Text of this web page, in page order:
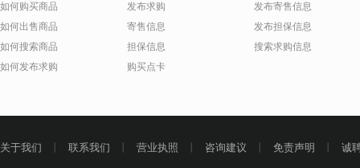
如何购买商品
如何出售商品
如何搜索商品
如何发布求购
发布求购
寄售信息
担保信息
购买点卡
发布寄售信息
发布担保信息
搜索求购信息
关于我们 联系我们 营业执照 咨询建议 免责声明 诚